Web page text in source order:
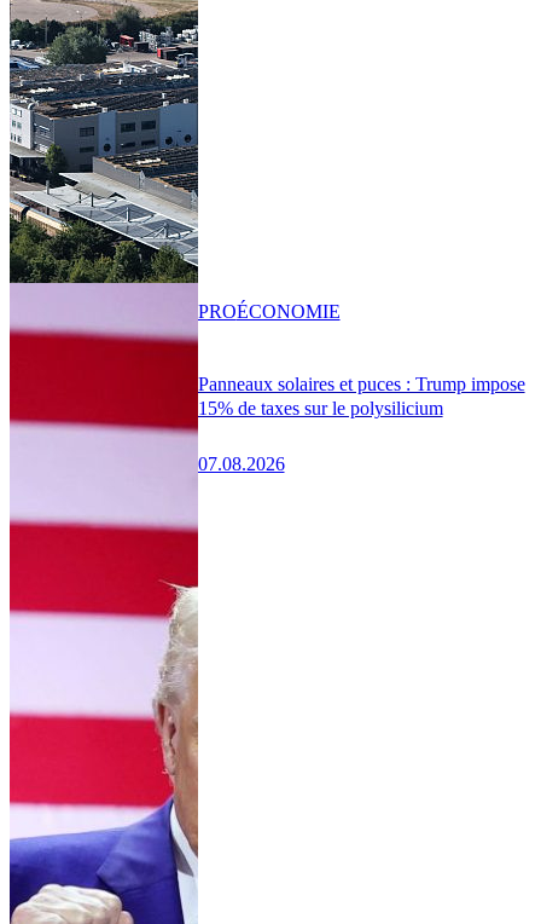
Panneaux solaires et puces : Trump impose
15% de taxes sur le polysilicium
07.08.2026
PROÉCONOMIE